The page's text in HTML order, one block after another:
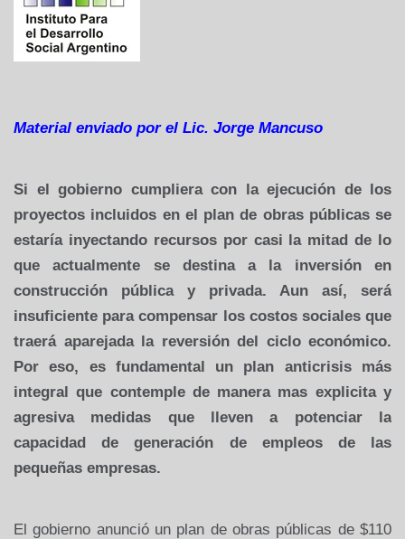
Material enviado por el Lic. Jorge Mancuso
Si el gobierno cumpliera con la ejecución de los
proyectos incluidos en el plan de obras públicas se
estaría inyectando recursos por casi la mitad de lo
que actualmente se destina a la inversión en
construcción pública y privada. Aun así, será
insuficiente para compensar los costos sociales que
traerá aparejada la reversión del ciclo económico.
Por eso, es fundamental un plan anticrisis más
integral que contemple de manera mas explicita y
agresiva medidas que lleven a potenciar la
capacidad de generación de empleos de las
pequeñas empresas.
El gobierno anunció un plan de obras públicas de $110